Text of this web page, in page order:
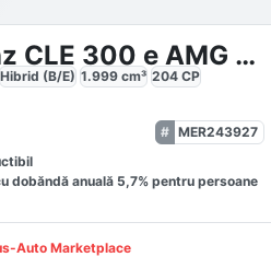
Mercedes-Benz CLE 300 e AMG NIGHT PANO AHK BURMESTER MEMORY
Hibrid (B/E) 1.999 cm³ 204 CP
MER243927
dobăndă anuală 5,7% pentru persoane
Auto Marketplace